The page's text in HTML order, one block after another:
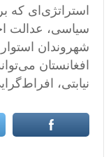
استراتژی‌ای که
سیاسی، عدالت
شهروندان
افغانستان
نیابتی،